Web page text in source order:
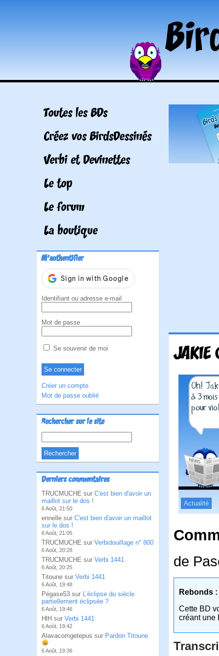
Toutes les BDs
Créez vos BirdsDessinés
Verbi et Devinettes
Le top
Le forum
La boutique
M'authentifier
Identifiant ou adresse e-mail
Mot de passe
Se souvenir de moi
Créer un compte
Mot de passe oublié
Rechercher sur le site
Derniers commentaires
TRUCMUCHE sur C'est bien d'avoir un
maillot sur le dos !
6 Août, 21:50
ennelle sur C'est bien d'avoir un maillot
sur le dos !
6 Août, 21:05
TRUCMUCHE sur Verbidouillage n° 800
6 Août, 20:28
TRUCMUCHE sur Verbi 1441
6 Août, 20:25
Titoune sur Verbi 1441
6 Août, 19:48
Pégase53 sur L’éclipse du siècle
partiellement éclipsée ?
6 Août, 19:46
HlH sur Verbi 1441
6 Août, 19:42
Alavacomgetepus sur Pardon Titoune
6 Août, 19:36
JAKIE
Actualité
de
Rebonds :
Cette BD
créant une